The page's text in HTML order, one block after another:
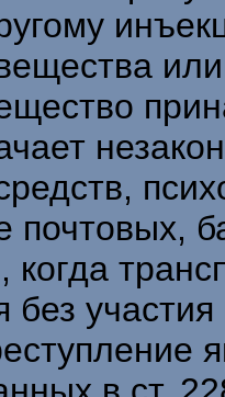
почтовых,
без